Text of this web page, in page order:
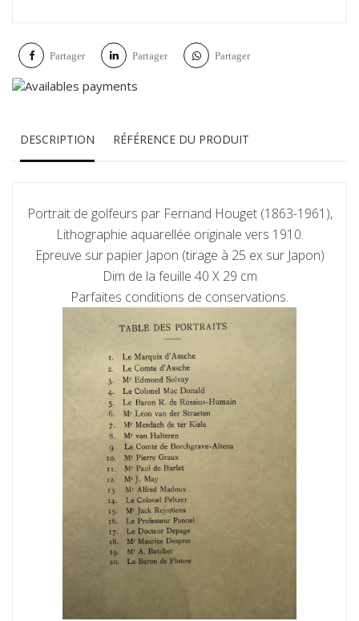
Partager Partager Partager
DESCRIPTION RÉFÉRENCE DU PRODUIT
Portrait de golfeurs par Fernand Houget (1863-1961),
Lithographie aquarellée originale vers 1910.
Epreuve sur papier Japon (tirage à 25 ex sur Japon)
Dim de la feuille 40 X 29 cm
Parfaites conditions de conservations.